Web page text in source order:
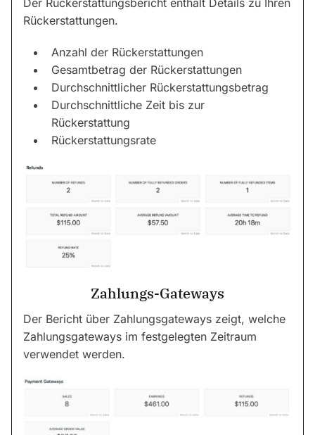
Der Rückerstattungsbericht enthält Details zu Ihren
Rückerstattungen.
Anzahl der Rückerstattungen
Gesamtbetrag der Rückerstattungen
Durchschnittlicher Rückerstattungsbetrag
Durchschnittliche Zeit bis zur
Rückerstattung
Rückerstattungsrate
Zahlungs-Gateways
Der Bericht über Zahlungsgateways zeigt, welche
Zahlungsgateways im festgelegten Zeitraum
verwendet werden.